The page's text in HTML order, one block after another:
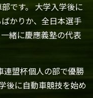
です。 大学入学後に
かりか、全日本選手
緒に慶應義塾の代表
連盟杯個人の部で優勝
後に自動車競技を始め